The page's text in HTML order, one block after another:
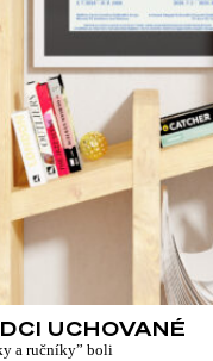
UCHOVANÉ
a ručníky” boli